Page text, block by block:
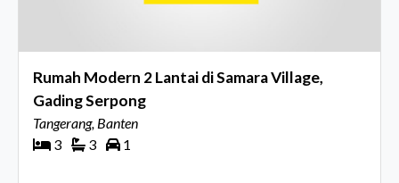
Rumah Modern 2 Lantai di Samara Village,
Gading Serpong
Tangerang, Banten
3
3 1